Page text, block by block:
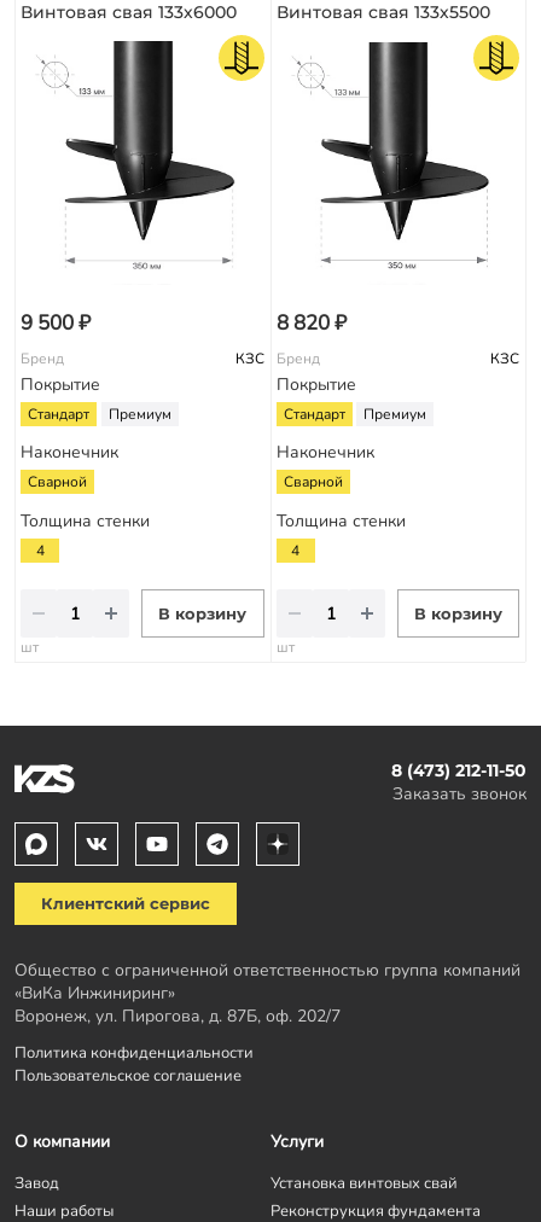
Винтовая свая 133х6000
9 500 ₽
Бренд КЗС
Покрытие
Стандарт Премиум
Наконечник
Сварной
Толщина стенки
4
В корзину
шт
Винтовая свая 133х5500
8 820 ₽
Бренд КЗС
Покрытие
Стандарт Премиум
Наконечник
Сварной
Толщина стенки
4
В корзину
шт
8 (473) 212-11-50
Заказать звонок
Клиентский сервис
Общество с ограниченной ответственностью группа компаний
«ВиКа Инжиниринг»
Воронеж, ул. Пирогова, д. 87Б, оф. 202/7
Политика конфиденциальности
Пользовательское соглашение
О компании
Завод
Наши работы
Услуги
Установка винтовых свай
Реконструкция фундамента